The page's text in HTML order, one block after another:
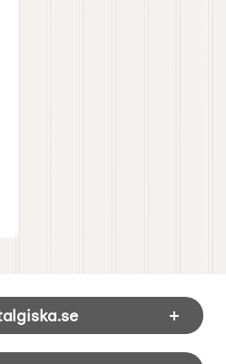
av 5
och länkar